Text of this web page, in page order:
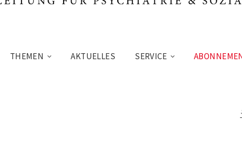
THEMEN AKTUELLES SERVICE